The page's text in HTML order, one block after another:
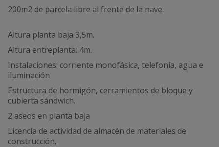
200m2 de parcela libre al frente de la nave.
Altura planta baja 3,5m.
Altura entreplanta: 4m.
Instalaciones: corriente monofásica, telefonía, agua e
iluminación
Estructura de hormigón, cerramientos de bloque y
cubierta sándwich.
2 aseos en planta baja
Licencia de actividad de almacén de materiales de
construcción.